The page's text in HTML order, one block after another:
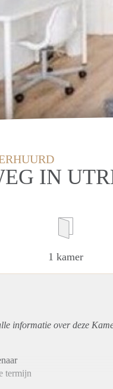
IN
1 kamer
informatie over deze
termijn